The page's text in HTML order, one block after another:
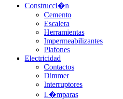
Construcci�n
Cemento
Escalera
Herramientas
Impermeabilizantes
Plafones
Electricidad
Contactos
Dimmer
Interruptores
L�mparas